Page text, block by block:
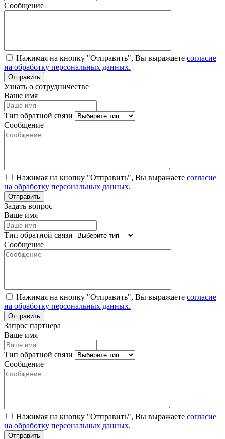
Сообщение
Нажимая на кнопку "Отправить", Вы выражаете согласие
на обработку персональных данных.
Узнать о сотрудничестве
Ваше имя
Тип обратной связи
Сообщение
Нажимая на кнопку "Отправить", Вы выражаете согласие
на обработку персональных данных.
Задать вопрос
Ваше имя
Тип обратной связи
Сообщение
Нажимая на кнопку "Отправить", Вы выражаете согласие
на обработку персональных данных.
Запрос партнера
Ваше имя
Тип обратной связи
Сообщение
Нажимая на кнопку "Отправить", Вы выражаете согласие
на обработку персональных данных.